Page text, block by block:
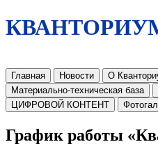
Главная Новости О
Материально-техническая база
ЦИФРОВОЙ КОНТЕНТ
График работы